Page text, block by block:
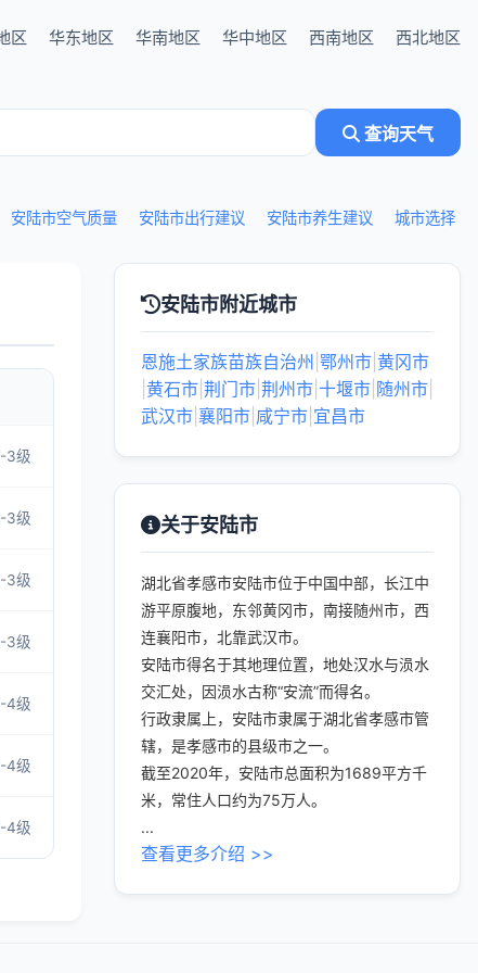
区 华东地区 华南地区 华中地区 西南地区 西北地区
查询天气
安陆市空气质量 安陆市出行建议 安陆市养生建议 城市选择
3级
3级
3级
3级
4级
4级
4级
安陆市附近城市
恩施土家族苗族自治州 鄂州市 黄冈市
黄石市 荆门市 荆州市 十堰市 随州市
武汉市 襄阳市 咸宁市 宜昌市
关于安陆市
湖北省孝感市安陆市位于中国中部，长江中
游平原腹地，东邻黄冈市，南接随州市，西
连襄阳市，北靠武汉市。
安陆市得名于其地理位置，地处汉水与涢水
交汇处，因涢水古称“安流”而得名。
行政隶属上，安陆市隶属于湖北省孝感市管
辖，是孝感市的县级市之一。
截至2020年，安陆市总面积为1689平方千
米，常住人口约为75万人。
...
查看更多介绍 >>